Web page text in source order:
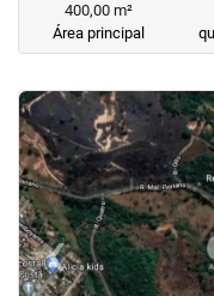
400,00 m²
Área principal
<<
‹Previous